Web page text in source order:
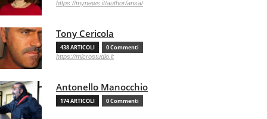
https://mynews.it/author/ansa/
Tony Cericola
438 ARTICOLI 0 Commenti
https://microstudio.it
Antonello Manocchio
174 ARTICOLI 0 Commenti